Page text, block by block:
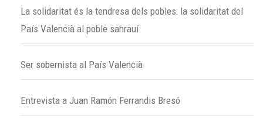
La solidaritat és la tendresa dels pobles: la solidaritat del
País Valencià al poble sahrauí
Ser sobernista al País Valencià
Entrevista a Juan Ramón Ferrandis Bresó